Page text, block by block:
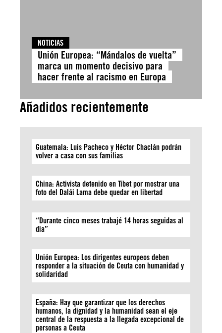
NOTICIAS
Unión Europea: “Mándalos de vuelta”
marca un momento decisivo para
hacer frente al racismo en Europa
Añadidos recientemente
Guatemala: Luis Pacheco y Héctor Chaclán podrán
volver a casa con sus familias
China: Activista detenido en Tíbet por mostrar una
foto del Dalái Lama debe quedar en libertad
“Durante cinco meses trabajé 14 horas seguidas al
día”
Unión Europea: Los dirigentes europeos deben
responder a la situación de Ceuta con humanidad y
solidaridad
España: Hay que garantizar que los derechos
humanos, la dignidad y la humanidad sean el eje
central de la respuesta a la llegada excepcional de
personas a Ceuta